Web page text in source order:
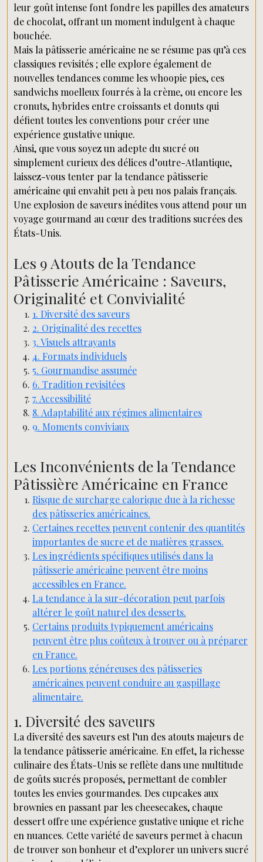
leur goût intense font fondre les papilles des amateurs
de chocolat, offrant un moment indulgent à chaque
bouchée.
Mais la pâtisserie américaine ne se résume pas qu’à ces
classiques revisités ; elle explore également de
nouvelles tendances comme les whoopie pies, ces
sandwichs moelleux fourrés à la crème, ou encore les
cronuts, hybrides entre croissants et donuts qui
défient toutes les conventions pour créer une
expérience gustative unique.
Ainsi, que vous soyez un adepte du sucré ou
simplement curieux des délices d’outre-Atlantique,
laissez-vous tenter par la tendance pâtisserie
américaine qui envahit peu à peu nos palais français.
Une explosion de saveurs inédites vous attend pour un
voyage gourmand au cœur des traditions sucrées des
États-Unis.
Les 9 Atouts de la Tendance
Pâtisserie Américaine : Saveurs,
Originalité et Convivialité
1. Diversité des saveurs
2. Originalité des recettes
3. Visuels attrayants
4. Formats individuels
5. Gourmandise assumée
6. Tradition revisitées
7. Accessibilité
8. Adaptabilité aux régimes alimentaires
9. Moments conviviaux
Les Inconvénients de la Tendance
Pâtissière Américaine en France
Risque de surcharge calorique due à la richesse
des pâtisseries américaines.
Certaines recettes peuvent contenir des quantités
importantes de sucre et de matières grasses.
Les ingrédients spécifiques utilisés dans la
pâtisserie américaine peuvent être moins
accessibles en France.
La tendance à la sur-décoration peut parfois
altérer le goût naturel des desserts.
Certains produits typiquement américains
peuvent être plus coûteux à trouver ou à préparer
en France.
Les portions généreuses des pâtisseries
américaines peuvent conduire au gaspillage
alimentaire.
1. Diversité des saveurs
La diversité des saveurs est l’un des atouts majeurs de
la tendance pâtisserie américaine. En effet, la richesse
culinaire des États-Unis se reflète dans une multitude
de goûts sucrés proposés, permettant de combler
toutes les envies gourmandes. Des cupcakes aux
brownies en passant par les cheesecakes, chaque
dessert offre une expérience gustative unique et riche
en nuances. Cette variété de saveurs permet à chacun
de trouver son bonheur et d’explorer un univers sucré